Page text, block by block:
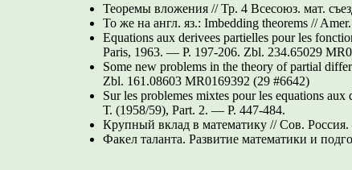
Теоремы вложения // Тр. 4 Всесоюз. мат.
То же на англ. яз.: Imbedding theorems //
Equations aux derivees partielles pour les
Paris, 1963. — P. 197-206. Zbl. 234.65029
Some new problems in the theory of partial
Zbl. 161.08603 MR0169392 (29 #6642)
Sur les problemes mixtes pour les equations
Т. (1958/59), Part. 2. — P. 447-484.
Крупный вклад в математику // Сов.
Факел таланта. Развитие математики и